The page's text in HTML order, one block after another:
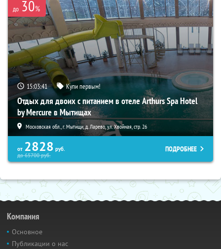
до 30%
15:03:40 Купи первым!
Отдых для двоих с питанием в отеле Arthurs Spa Hotel
by Mercure в Мытищах
Московская обл., г. Мытищи, д. Ларево, ул. Хвойная, стр. 26
от 2828 руб.
до65700руб.
ПОДРОБНЕЕ
Компания
Основное
Публикации о нас